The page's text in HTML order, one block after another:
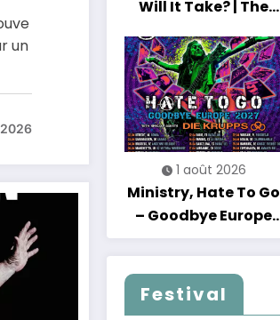
un
Will It Take? | The
1 août 2026
Ministry, Hate To Go
– Goodbye Europe
2027
Festival